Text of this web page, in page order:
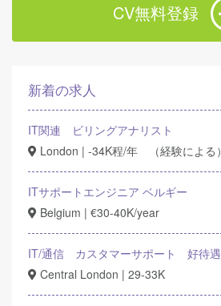
CV無料登録
新着の求人
IT関連 ビリングアナリスト
London | -34K程/年 （経験による）
ITサポートエンジニア ベルギー
Belgium | €30-40K/year
IT/通信 カスタマーサポート 好待遇
Central London | 29-33K